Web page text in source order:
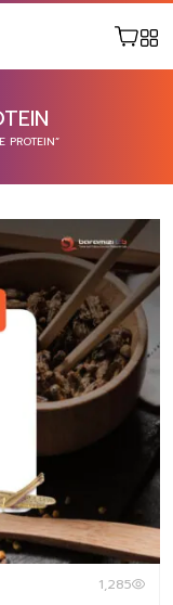
PROTEIN”
1,285